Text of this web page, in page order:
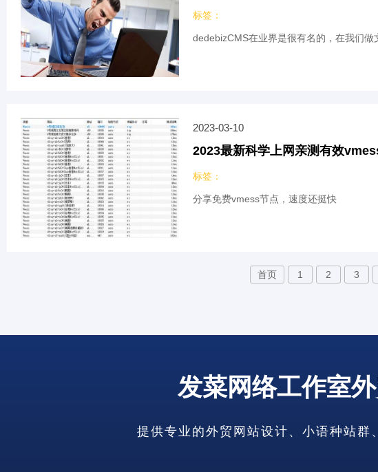
标签：
dedebizCMS在业界是很有名的，在我们
2023-03-10
2023最新科学上网亲测有效
标签：
分享免费vmess节点，速度还挺快
首页 1 2 3
发菜网络工作室
提供专业的外贸网站设计、小语种站